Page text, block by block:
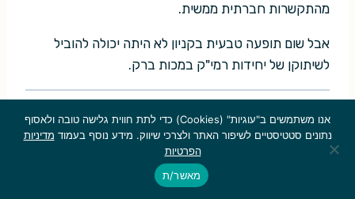
מהתקשרות חברתית ממשית.
אבל שום תופעה טבעית בקניון לא היתה יכולה להוביל
לשיתוקן של יחידות רמי"ק במכות ברק.
הוא ניגש אל הרמי"קים בזהירות, מפעיל את המעקף
המשטרתי שלו כדי לאלץ את המוחות הפוזיטרוניים הזעירים
והאוויליים שבפתח החירום להניח לו להיכנס בלי ליידע על
כך את המוח המרכזי בבניין.
אנו משתמשים ב"עוגיות" (Cookies) כדי לתת חווית גלישה טובה ולאסוף
נתונים סטטיסטיים לשיפור האתר ולצרכי שיווק. מידע נוסף בעמוד מדיניות
הפרטיות
מאשר/ת